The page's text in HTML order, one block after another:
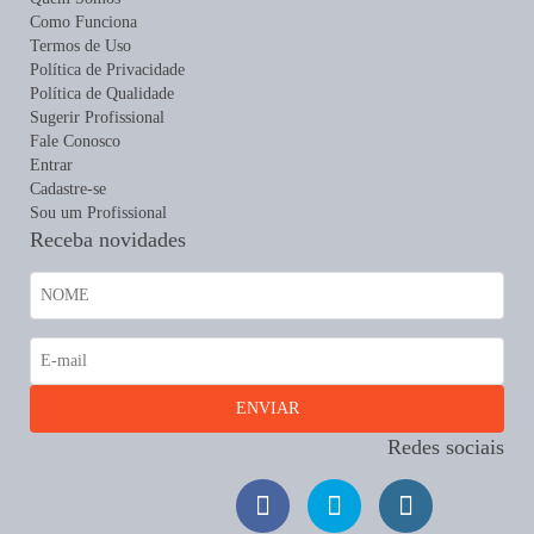
Como Funciona
Termos de Uso
Política de Privacidade
Política de Qualidade
Sugerir Profissional
Fale Conosco
Entrar
Cadastre-se
Sou um Profissional
Receba novidades
Redes sociais